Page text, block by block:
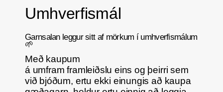
granítgrár og brúnn.
sem eru í boði á síðunni eru
Umhverfismál
Garnsalan leggur sitt af mörkum í umhverfismálum
🌱
Með kaupum
á umfram framleiðslu eins og þeirri sem
við bjóðum, ertu ekki einungis að kaupa